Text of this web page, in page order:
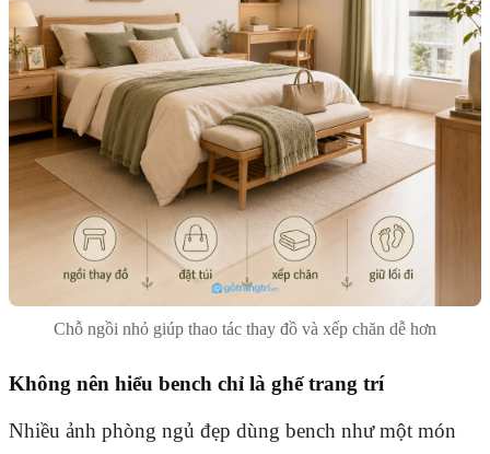
Chỗ ngồi nhỏ giúp thao tác thay đồ và xếp chăn dễ hơn
Không nên hiểu bench chỉ là ghế trang trí
Nhiều ảnh phòng ngủ đẹp dùng bench như một món